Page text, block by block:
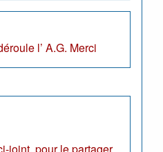
l’ A.G. Merci